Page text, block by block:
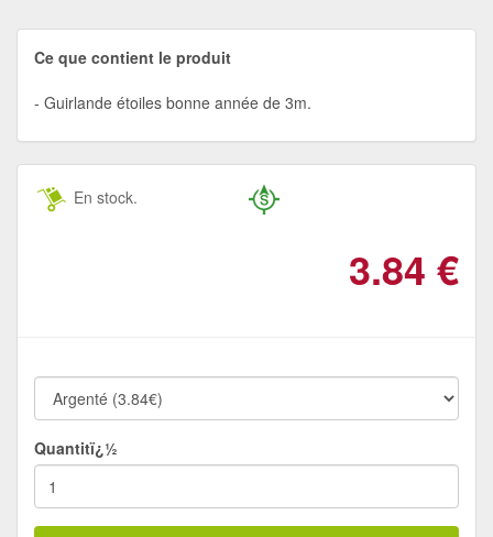
Ce que contient le produit
Guirlande étoiles bonne année de 3m.
En stock.
3.84 €
Quantitï¿½